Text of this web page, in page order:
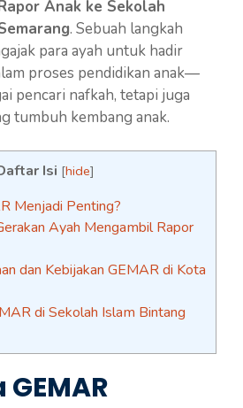
Anak ke Sekolah
. Sebuah langkah
para ayah untuk hadir
proses pendidikan anak—
pencari nafkah, tetapi juga
tumbuh kembang anak.
Isi [hide]
Menjadi Penting?
Ayah Mengambil Rapor
dan Kebijakan GEMAR di Kota
di Sekolah Islam Bintang